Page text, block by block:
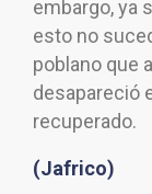
embargo, ya
esto no
poblano que
desapareció
recuperado.
(Jafrico)